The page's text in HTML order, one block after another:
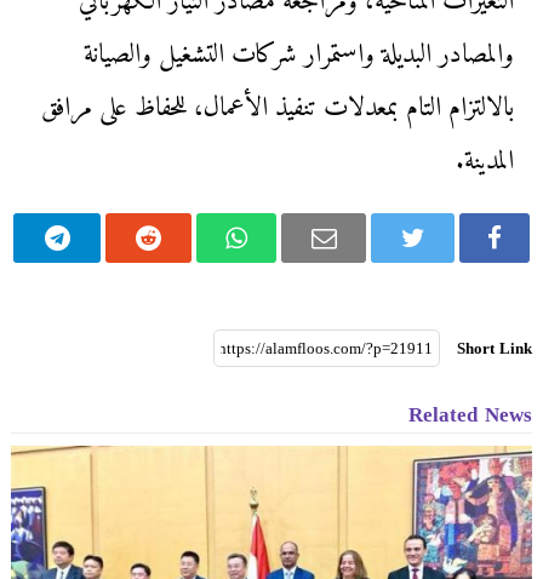
والمصادر البديلة واستمرار شركات التشغيل والصيانة
بالالتزام التام بمعدلات تنفيذ الأعمال، للحفاظ على مرافق
المدينة.
Short Link
Related News